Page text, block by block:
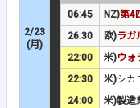
2/23
(月)
06:45 NZ)第4
26:30
欧)ラガ
22:00
米)ウォ
22:30 米)シカ
24:00
米)製造